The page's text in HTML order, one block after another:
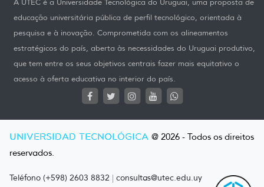
A UTEC é a Universidade Tecnológica do Uruguai, uma proposta de
educação universitária pública de perfil tecnológico, orientada à
pesquisa e à inovação. Comprometida com os alineamentos
estratégicos do país, aberta às necessidades do Uruguai produtivo,
que tem entre os seus objetivos centrais fazer mais equitativo o
acesso à oferta educativa no interior do país.
UNIVERSIDAD TECNOLÓGICA @ 2026 - Todos os direitos
reservados.
Teléfono (+598) 2603 8832 | consultas@utec.edu.uy